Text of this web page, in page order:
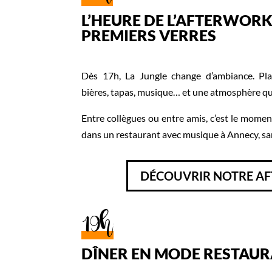
L’HEURE DE
PREMIERS VERRES
Dès 17h, La Jungle change d’ambiance.
bières, tapas, musique… et une atmosphère
Entre collègues ou entre amis, c’est le
dans un restaurant avec musique à Annecy,
DÉCOUVRIR NOTRE
19h
DÎNER EN MODE